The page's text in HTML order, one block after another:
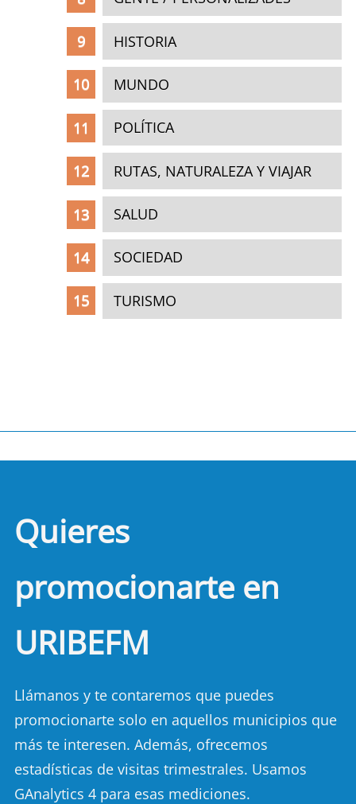
HISTORIA
MUNDO
POLÍTICA
RUTAS, NATURALEZA Y VIAJAR
SALUD
SOCIEDAD
TURISMO
Quieres
promocionarte en
URIBEFM
Llámanos y te contaremos que puedes
promocionarte solo en aquellos municipios que
más te interesen. Además, ofrecemos
estadísticas de visitas trimestrales. Usamos
GAnalytics 4 para esas mediciones.